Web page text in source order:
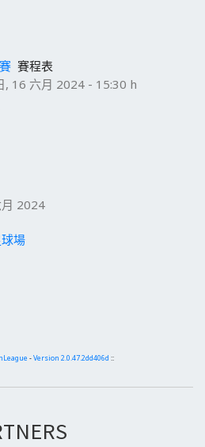
賽程表
, 16 六月 2024 - 15:30 h
2024
場
-Version 2.0.47.2dd406d ::